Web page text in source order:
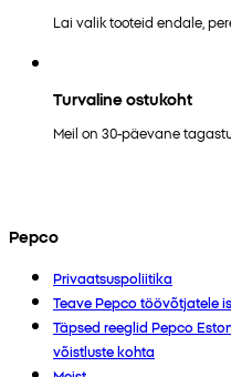
Lai valik tooteid endale,
Turvaline ostukoht
Meil on 30-päevane
Pepco
Privaatsuspoliitika
Teave Pepco töövõtjatele
Täpsed reeglid Pepco
võistluste kohta